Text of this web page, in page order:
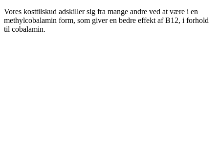
Vores kosttilskud adskiller sig fra mange andre ved at være i en
methylcobalamin form, som giver en bedre effekt af B12, i forhold
til cobalamin.